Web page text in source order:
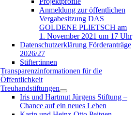
Anmeldung zur öffentlichen
Vergabesitzung DAS
GOLDENE PLIETSCH am
1. November 2021 um 17 Uhr
Datenschutzerklärung Förderanträge
2026/27
Stifter:innen
Transparenzinformationen für die
Öffentlichkeit
Treuhandstiftungen
Iris und Hartmut Jürgens Stiftung –
Chance auf ein neues Leben